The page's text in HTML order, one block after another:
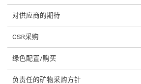
对供应商的期待
CSR采购
绿色配置/购买
负责任的矿物采购方针